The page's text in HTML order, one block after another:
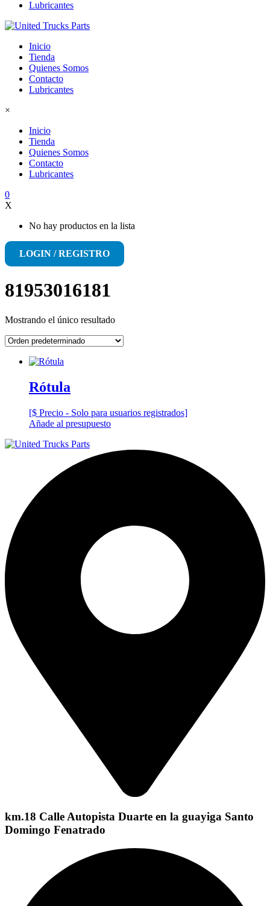
Lubricantes
Inicio
Tienda
Quienes Somos
Contacto
Lubricantes
×
Inicio
Tienda
Quienes Somos
Contacto
Lubricantes
0
X
No hay productos en la lista
LOGIN / REGISTRO
81953016181
Mostrando el único resultado
Rótula
[$ Precio - Solo para usuarios registrados]
Añade al presupuesto
km.18 Calle Autopista Duarte en la guayiga Santo
Domingo Fenatrado